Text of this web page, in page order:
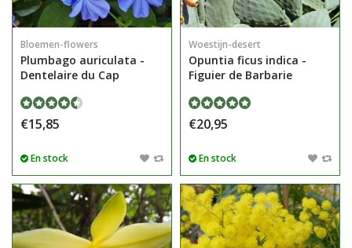
Bloemen-flowers
Plumbago auriculata -
Dentelaire du Cap
€15,85
En stock
Woestijn-desert
Opuntia ficus indica -
Figuier de Barbarie
€20,95
En stock